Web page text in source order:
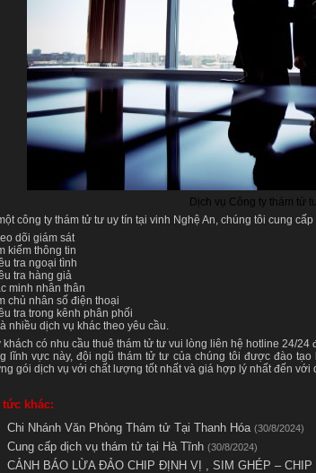
Dịch vụ Công ty thám tử
công ty thám tử tư uy tín tại vinh Nghệ An, chúng tôi cung
dõi giám sát
kiếm thông tin
tra ngoại tình
tra hàng giả
minh nhân thân
chủ nhân số điện thoại
tra trong kênh phân phối
nhiều dịch vụ khác theo yêu cầu.
khách có nhu cầu thuê thám tử tư vui lòng liên hệ hotline 24/
lĩnh vực này, đội ngũ thám tử tư của chúng tôi được đào
gói dịch vụ với chất lượng tốt nhất và giá hợp lý nhất đến với
khác:
Chi Nhánh Văn Phòng Thám tử Tại Thanh Hóa (30/8/2024)
Cung cấp dịch vụ thám tử tại Hà Tĩnh (30/8/2024)
CẢNH BÁO LỪA ĐẢO CHIP ĐỊNH VỊ , SIM GHÉP –